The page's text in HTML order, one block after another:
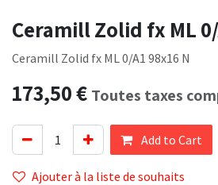
Ceramill Zolid fx ML
Ceramill Zolid fx ML 0/A1 98x16 N
173,50€ Toutes taxes
Add to Cart
Ajouter à la liste de souhaits